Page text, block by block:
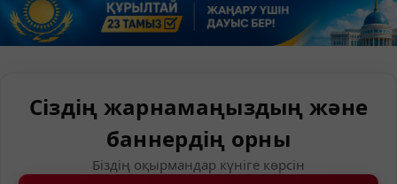
Сіздің жарнамаңыздың және
баннердің орны
Біздің оқырмандар күніге көрсін